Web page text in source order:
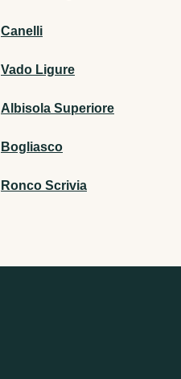
Canelli
Vado Ligure
Albisola Superiore
Bogliasco
Ronco Scrivia